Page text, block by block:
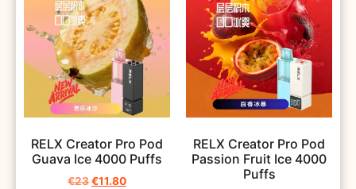
RELX Creator Pro Pod
Guava Ice 4000 Puffs
€23€11.80
RELX Creator Pro Pod
Passion Fruit Ice 4000
Puffs